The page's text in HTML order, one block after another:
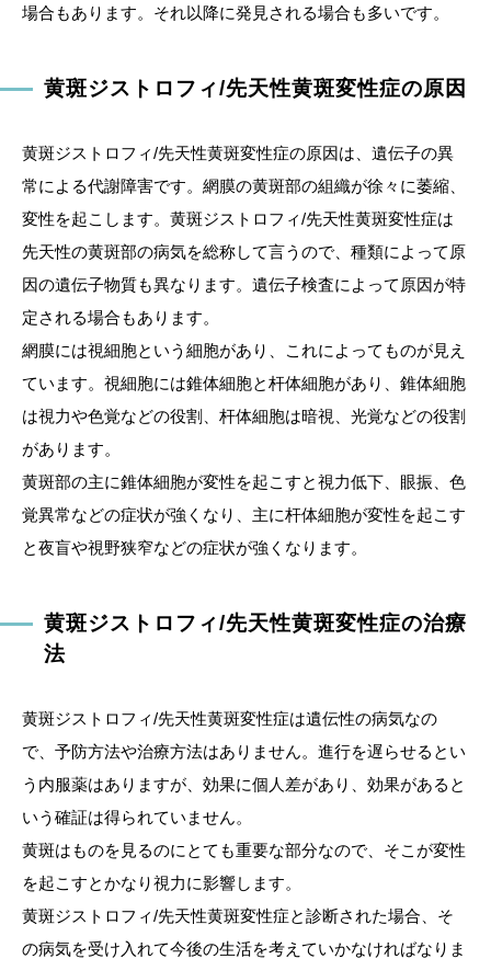
場合もあります。それ以降に発見される場合も多いです。
黄斑ジストロフィ/先天性黄斑変性症の原因
黄斑ジストロフィ/先天性黄斑変性症の原因は、遺伝子の異
常による代謝障害です。網膜の黄斑部の組織が徐々に萎縮、
変性を起こします。黄斑ジストロフィ/先天性黄斑変性症は
先天性の黄斑部の病気を総称して言うので、種類によって原
因の遺伝子物質も異なります。遺伝子検査によって原因が特
定される場合もあります。
網膜には視細胞という細胞があり、これによってものが見え
ています。視細胞には錐体細胞と杆体細胞があり、錐体細胞
は視力や色覚などの役割、杆体細胞は暗視、光覚などの役割
があります。
黄斑部の主に錐体細胞が変性を起こすと視力低下、眼振、色
覚異常などの症状が強くなり、主に杆体細胞が変性を起こす
と夜盲や視野狭窄などの症状が強くなります。
黄斑ジストロフィ/先天性黄斑変性症の治療
法
黄斑ジストロフィ/先天性黄斑変性症は遺伝性の病気なの
で、予防方法や治療方法はありません。進行を遅らせるとい
う内服薬はありますが、効果に個人差があり、効果があると
いう確証は得られていません。
黄斑はものを見るのにとても重要な部分なので、そこが変性
を起こすとかなり視力に影響します。
黄斑ジストロフィ/先天性黄斑変性症と診断された場合、そ
の病気を受け入れて今後の生活を考えていかなければなりま